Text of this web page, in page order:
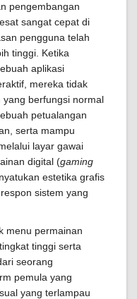
pengembangan
sangat cepat di
pengguna telah
tinggi. Ketika
aplikasi
mereka tidak
berfungsi normal
petualangan
serta mampu
layar gawai
digital (gaming
estetika grafis
sistem yang
menu permainan
tinggi serta
seorang
pemula yang
yang terlampau